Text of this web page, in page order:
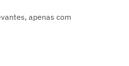
apenas com